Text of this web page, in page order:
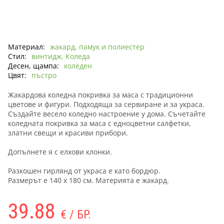
Материал: жакард, памук и полиестер
Стил:
винтидж, Коледа
Десен, щампа:
коледен
Цвят:
пъстро
Жакардова коледна покривка за маса с традиционни
цветове и фигури. Подходяща за сервиране и за украса.
Създайте весело коледно настроение у дома. Съчетайте
коледната покривка за маса с едноцветни салфетки,
златни свещи и красиви прибори.
Допълнете я с елхови клонки.
Разкошен гирлянд от украса е като бордюр.
Размерът е 140 х 180 см. Материята е жакард.
39.88 € / БР.